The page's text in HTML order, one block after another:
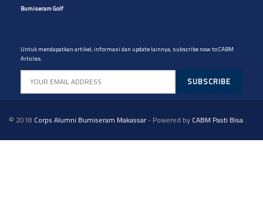
Bumiseram Golf
Untuk mendapatkan artikel, informasi dan update lainnya, subscribe now to CABM
Articles.
© 2018 Corps Alumni Bumiseram Makassar- Powered byCABM Pasti Bisa.